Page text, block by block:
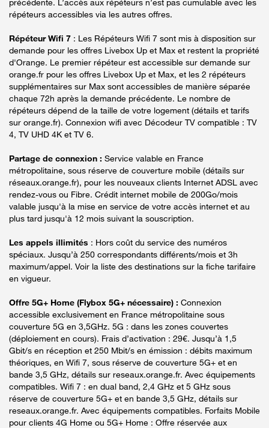
répéteurs accessibles via les autres offres.
Répéteur Wifi 7 : Les Répéteurs Wifi 7 sont mis à disposition sur
demande pour les offres Livebox Up et Max et restent la propriété
d'Orange. Le premier répéteur est accessible sur demande sur
orange.fr pour les offres Livebox Up et Max, et les 2 répéteurs
supplémentaires sur Max sont accessibles de manière séparée
chaque 72h après la demande précédente. Le nombre de
répéteurs dépend de la taille de votre logement (détails et tarifs
sur orange.fr). Connexion wifi avec Décodeur TV compatible : TV
4, TV UHD 4K et TV 6.
Partage de connexion : Service valable en France
métropolitaine, sous réserve de couverture mobile (détails sur
réseaux.orange.fr), pour les nouveaux clients Internet ADSL avec
rendez-vous ou Fibre. Crédit internet mobile de 200Go/mois
valable jusqu'à la mise en service de votre accès internet et au
plus tard jusqu'à 12 mois suivant la souscription.
Les appels illimités : Hors coût du service des numéros
spéciaux. Jusqu’à 250 correspondants différents/mois et 3h
maximum/appel. Voir la liste des destinations sur la fiche tarifaire
en vigueur.
Offre 5G+ Home (Flybox 5G+ nécessaire) : Connexion
accessible exclusivement en France métropolitaine sous
couverture 5G en 3,5GHz. 5G : dans les zones couvertes
(déploiement en cours). Frais d’activation : 29€. Jusqu’à 1,5
Gbit/s en réception et 250 Mbit/s en émission : débits maximum
théoriques, en Wifi 7, sous réserve de couverture 5G+ et en
bande 3,5 GHz, détails sur reseaux.orange.fr. Avec équipements
compatibles. Wifi 7 : en dual band, 2,4 GHz et 5 GHz sous
réserve de couverture 5G+ et en bande 3,5 GHz, détails sur
reseaux.orange.fr. Avec équipements compatibles. Forfaits Mobile
pour clients 4G Home ou 5G+ Home : Offre réservée aux